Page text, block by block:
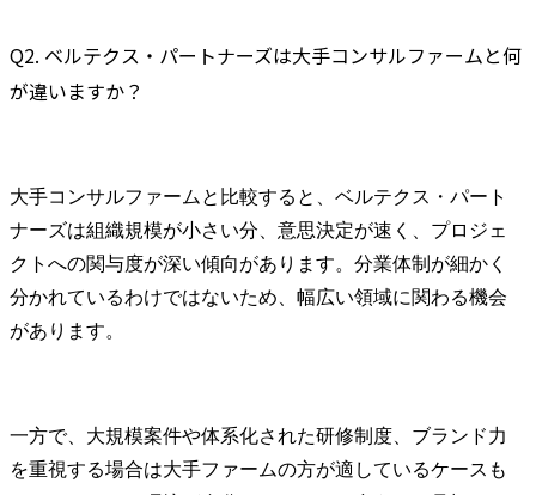
Q2. ベルテクス・パートナーズは大手コンサルファームと何
が違いますか？
大手コンサルファームと比較すると、ベルテクス・パート
ナーズは組織規模が小さい分、意思決定が速く、プロジェ
クトへの関与度が深い傾向があります。分業体制が細かく
分かれているわけではないため、幅広い領域に関わる機会
があります。
一方で、大規模案件や体系化された研修制度、ブランド力
を重視する場合は大手ファームの方が適しているケースも